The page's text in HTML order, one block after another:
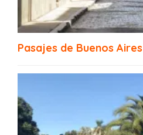
Puerto de Frutos Tigre
Pasajes de Buenos Aires